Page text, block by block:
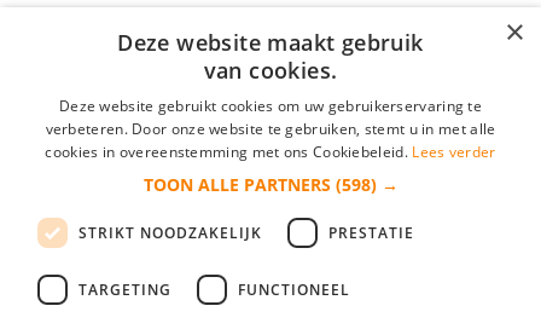
E-mail*
login gegevens onthouden
login
×
Deze website maakt gebruik
van cookies.
Deze website gebruikt cookies om uw gebruikerservaring te
verbeteren. Door onze website te gebruiken, stemt u in met alle
cookies in overeenstemming met ons Cookiebeleid. Lees verder
TOON ALLE PARTNERS (598) →
STRIKT NOODZAKELIJK PRESTATIE
TARGETING FUNCTIONEEL